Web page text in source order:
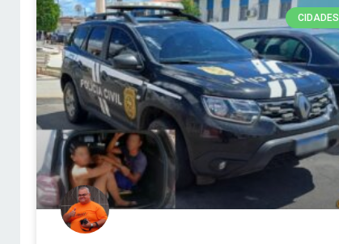
CIDADES